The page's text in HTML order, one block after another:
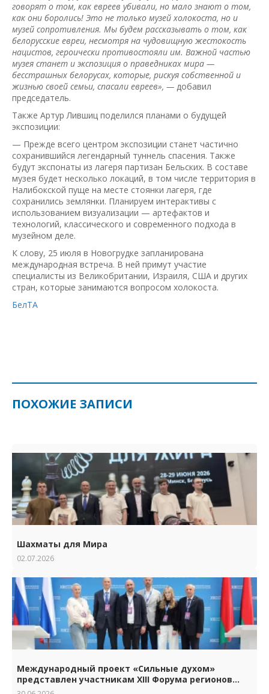
говорят о том, как евреев убивали, но мало знают о том,
как они боролись! Это не только музей холокоста, но и
музей сопротивления. Мы будем рассказывать о том, как
белорусские евреи, несмотря на чудовищную жестокость
нацистов, героически противостояли им. Важной частью
музея станет и экспозиция о праведниках мира —
бесстрашных белорусах, которые, рискуя собственной и
жизнью своей семьи, спасали евреев», — добавил
председатель.
Также Артур Лившиц поделился планами о будущей
экспозиции:
— Прежде всего центром экспозиции станет частично
сохранившийся легендарный туннель спасения. Также
будут экспонаты из лагеря партизан Бельских. В составе
музея будет несколько локаций, в том числе территория в
Налибокской пуще на месте стоянки лагеря, где
сохранились землянки. Планируем интерактивы с
использованием визуализации — артефактов и
технологий, классического и современного подхода в
музейном деле.
К слову, 25 июля в Новогрудке запланирована
международная встреча. В ней примут участие
специалисты из Великобритании, Израиля, США и других
стран, которые занимаются вопросом холокоста.
БелТА
ПОХОЖИЕ ЗАПИСИ
Шахматы для Мира
02.07.2026
Международный проект «Сильные духом»
представлен участникам XIII Форума регионов
Беларуси и России